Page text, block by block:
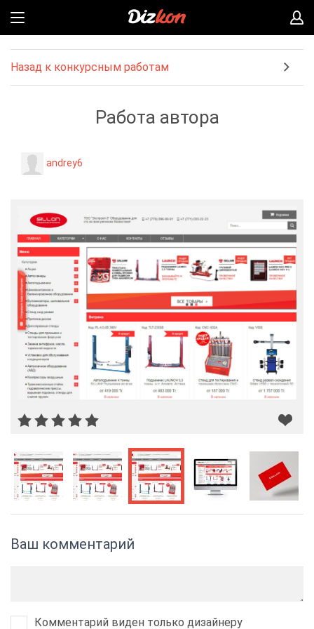
Назад к конкурсным работам
Работа автора
andrey6
Ваш комментарий
Комментарий виден только дизайнеру